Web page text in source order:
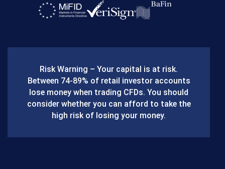
a
o
o
k
Risk Warning – Your capital is at risk.
Between 74-89% of retail investor accounts
lose money when trading CFDs. You should
consider whether you can afford to take the
high risk of losing your money.